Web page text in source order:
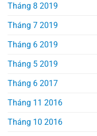
Tháng 8 2019
Tháng 7 2019
Tháng 6 2019
Tháng 5 2019
Tháng 6 2017
Tháng 11 2016
Tháng 10 2016